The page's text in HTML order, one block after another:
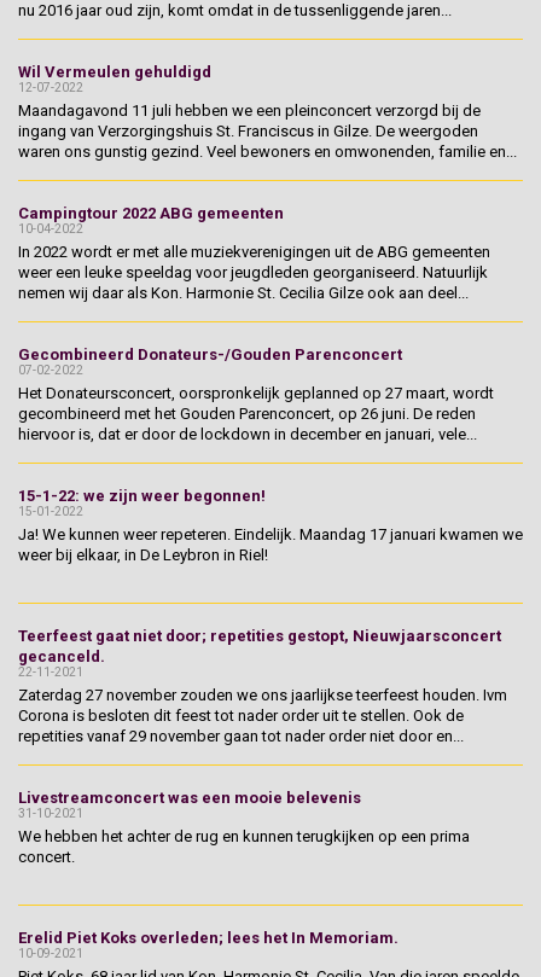
nu 2016 jaar oud zijn, komt omdat in de tussenliggende jaren...
Wil Vermeulen gehuldigd
12-07-2022
Maandagavond 11 juli hebben we een pleinconcert verzorgd bij de
ingang van Verzorgingshuis St. Franciscus in Gilze. De weergoden
waren ons gunstig gezind. Veel bewoners en omwonenden, familie en...
Campingtour 2022 ABG gemeenten
10-04-2022
In 2022 wordt er met alle muziekverenigingen uit de ABG gemeenten
weer een leuke speeldag voor jeugdleden georganiseerd. Natuurlijk
nemen wij daar als Kon. Harmonie St. Cecilia Gilze ook aan deel...
Gecombineerd Donateurs-/Gouden Parenconcert
07-02-2022
Het Donateursconcert, oorspronkelijk geplanned op 27 maart, wordt
gecombineerd met het Gouden Parenconcert, op 26 juni. De reden
hiervoor is, dat er door de lockdown in december en januari, vele...
15-1-22: we zijn weer begonnen!
15-01-2022
Ja! We kunnen weer repeteren. Eindelijk. Maandag 17 januari kwamen we
weer bij elkaar, in De Leybron in Riel!
Teerfeest gaat niet door; repetities gestopt, Nieuwjaarsconcert
gecanceld.
22-11-2021
Zaterdag 27 november zouden we ons jaarlijkse teerfeest houden. Ivm
Corona is besloten dit feest tot nader order uit te stellen. Ook de
repetities vanaf 29 november gaan tot nader order niet door en...
Livestreamconcert was een mooie belevenis
31-10-2021
We hebben het achter de rug en kunnen terugkijken op een prima
concert.
Erelid Piet Koks overleden; lees het In Memoriam.
10-09-2021